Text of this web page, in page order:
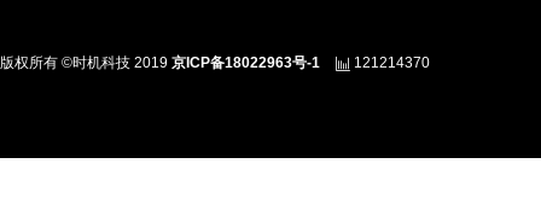
版权所有 ©时机科技 2019 京ICP备18022963号-1 121214370